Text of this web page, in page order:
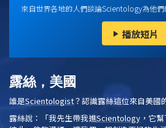
來自世界各地的人們談論Scientology為他們
播放短片
露絲，美國
誰是Scientologist？認識露絲這位來自美國
露絲說：「我先生帶我進Scientology ，它